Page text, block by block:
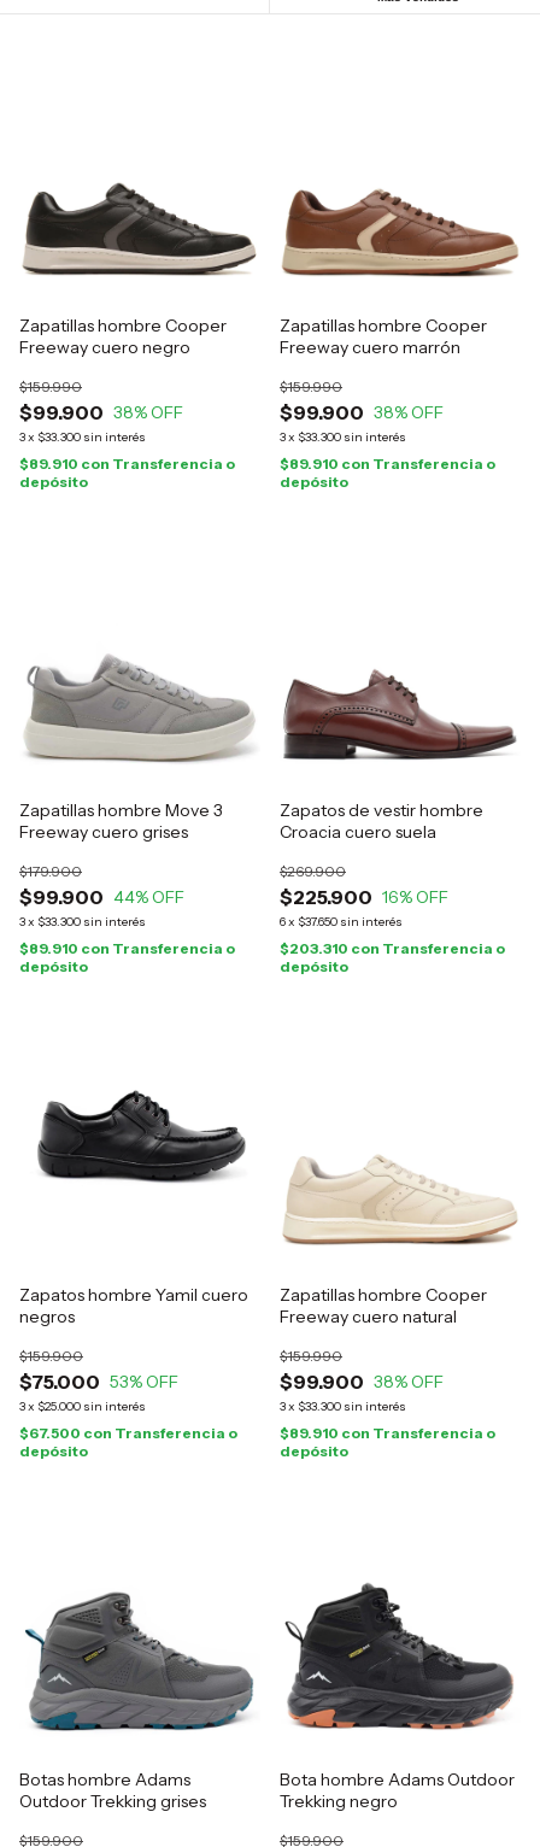
Zapatillas hombre Cooper
Freeway cuero negro
$99.900
$159.990
38% OFF
3x $33.300 sin interés
$89.910 con Transferencia o
depósito
Zapatillas hombre Cooper
Freeway cuero marrón
$99.900
$159.990
38% OFF
3x $33.300 sin interés
$89.910 con Transferencia o
depósito
Zapatillas hombre Move 3
Freeway cuero grises
$99.900
$179.900
44% OFF
3x $33.300 sin interés
$89.910 con Transferencia o
depósito
Zapatos de vestir hombre
Croacia cuero suela
$225.900
$269.900
16% OFF
6x $37.650 sin interés
$203.310 con Transferencia o
depósito
Zapatos hombre Yamil cuero
negros
$75.000
$159.900
53% OFF
3x $25.000 sin interés
$67.500 con Transferencia o
depósito
Zapatillas hombre Cooper
Freeway cuero natural
$99.900
$159.990
38% OFF
3x $33.300 sin interés
$89.910 con Transferencia o
depósito
Botas hombre Adams
Outdoor Trekking grises
$159.900
Bota hombre Adams Outdoor
Trekking negro
$159.900